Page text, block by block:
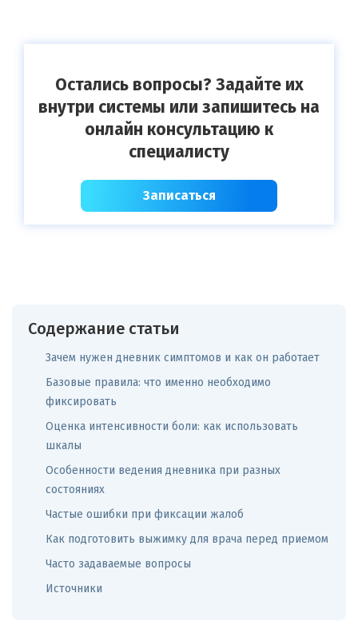
Остались вопросы? Задайте их
внутри системы или запишитесь на
онлайн консультацию к
специалисту
Записаться
Содержание статьи
Зачем нужен дневник симптомов и как он работает
Базовые правила: что именно необходимо
фиксировать
Оценка интенсивности боли: как использовать
шкалы
Особенности ведения дневника при разных
состояниях
Частые ошибки при фиксации жалоб
Как подготовить выжимку для врача перед приемом
Часто задаваемые вопросы
Источники